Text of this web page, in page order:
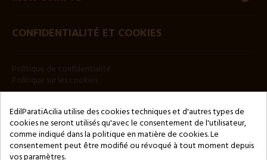
CONFIDENTIALITÉ ET COOKIES
EdilParatiAcilia utilise des cookies techniques et d'autres types de
cookies ne seront utilisés qu'avec le consentement de l'utilisateur,
comme indiqué dans la politique en matière de cookies. Le
consentement peut être modifié ou révoqué à tout moment depuis